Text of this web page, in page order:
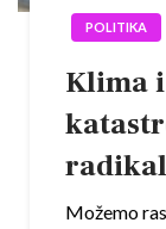
POLITIKA
Klima
Možemo